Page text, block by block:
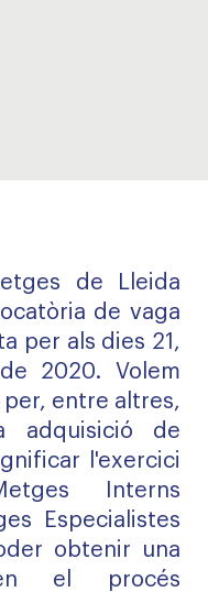
de Lleida
de vaga
per als dies 21,
2020. Volem
entre altres,
adquisició de
l'exercici
Interns
Especialistes
obtenir una
el procés